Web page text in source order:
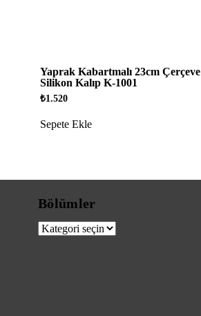
Yaprak Kabartmalı 23cm Çerçeve
Silikon Kalıp K-1001
₺1.520
Sepete Ekle
Bölümler
Bölümler